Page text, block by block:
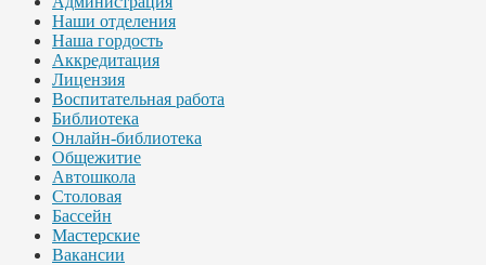
Наши отделения
Наша гордость
Аккредитация
Лицензия
Воспитательная работа
Библиотека
Онлайн-библиотека
Общежитие
Автошкола
Столовая
Бассейн
Мастерские
Вакансии